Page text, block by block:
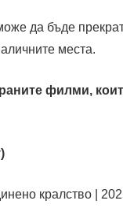
да бъде
места.
филми,
кралство |